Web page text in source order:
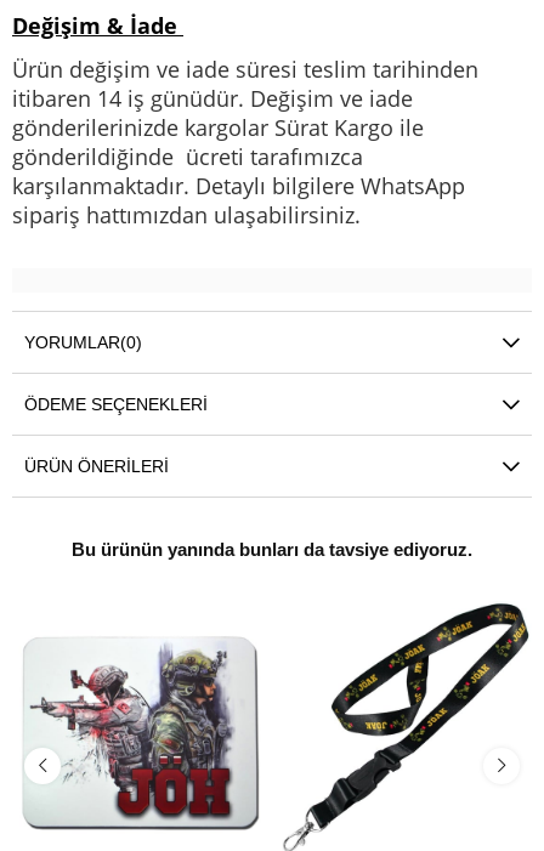
Değişim & İade
Ürün değişim ve iade süresi teslim tarihinden
itibaren 14 iş günüdür. Değişim ve iade
gönderilerinizde kargolar Sürat Kargo ile
gönderildiğinde ücreti tarafımızca
karşılanmaktadır. Detaylı bilgilere WhatsApp
sipariş hattımızdan ulaşabilirsiniz.
YORUMLAR(0)
ÖDEME SEÇENEKLERI
ÜRÜN ÖNERILERI
Bu ürünün yanında bunları da tavsiye ediyoruz.